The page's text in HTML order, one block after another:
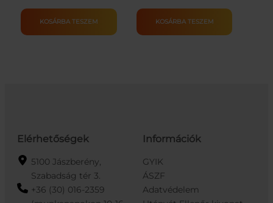
VÁKUM
ŐRÖLT
KOSÁRBA TESZEM
GYÓGYVÍZ
ÜVEGES
KOSÁRBA TESZEM
Elérhetőségek
5100 Jászberény,
Szabadság tér 3.
+36 (30) 016-2359
Információk
GYIK
ÁSZF
Adatvédelem